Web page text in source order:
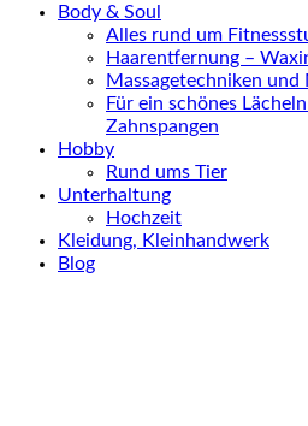
Body & Soul
Alles rund um
Haarentfernung –
Massagetechniken und
Für ein schönes
Zahnspangen
Hobby
Rund ums Tier
Unterhaltung
Hochzeit
Kleidung, Kleinhandwerk
Blog